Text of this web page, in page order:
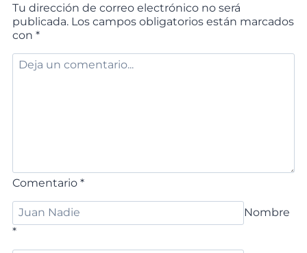
Tu dirección de correo electrónico no será
publicada. Los campos obligatorios están marcados
con *
Comentario *
Nombre
*